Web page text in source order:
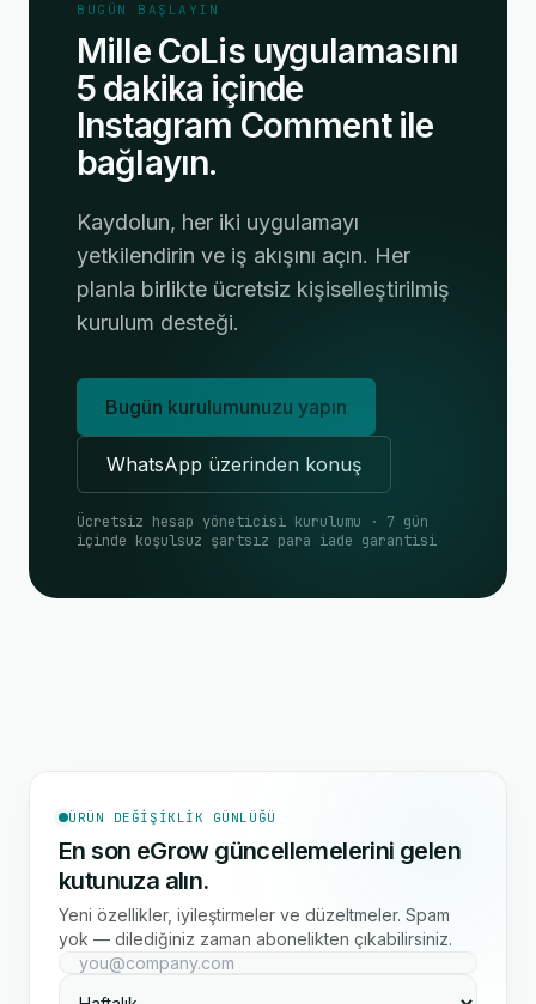
BUGÜN BAŞLAYIN
Mille CoLis uygulamasını
5 dakika içinde
Instagram Comment ile
bağlayın.
Kaydolun, her iki uygulamayı
yetkilendirin ve iş akışını açın. Her
planla birlikte ücretsiz kişiselleştirilmiş
kurulum desteği.
Bugün kurulumunuzu yapın
WhatsApp üzerinden konuş
Ücretsiz hesap yöneticisi kurulumu · 7 gün
içinde koşulsuz şartsız para iade garantisi
ÜRÜN DEĞIŞIKLIK GÜNLÜĞÜ
En son eGrow güncellemelerini gelen
kutunuza alın.
Yeni özellikler, iyileştirmeler ve düzeltmeler. Spam
yok — dilediğiniz zaman abonelikten çıkabilirsiniz.